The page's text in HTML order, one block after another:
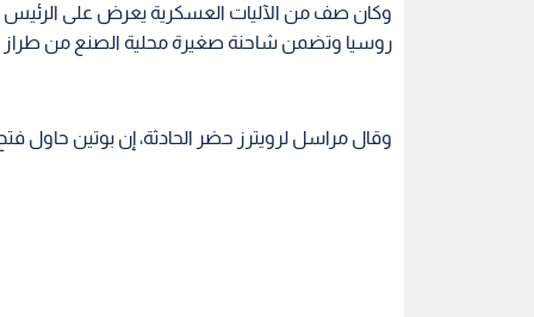
وكان صف من الآليات العسكرية يعرض على
روسيا وتضمن شاحنة صغيرة محلية الصنع من طراز
وقال مراسل لرويترز حضر الحادثة، إن بوتين حاول